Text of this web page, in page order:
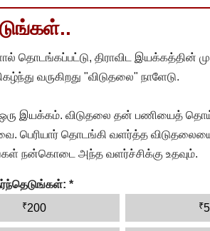
தொடங்கப்பட்டு, திராவிட இயக்கத்தின்
வருகிறது "விடுதலை" நாளேடு.
ஒரு இயக்கம். விடுதலை தன் பணியைத்
பெரியார் தொடங்கி வளர்த்த
நன்கொடை அந்த வளர்ச்சிக்கு உதவும்.
*
₹200 ₹